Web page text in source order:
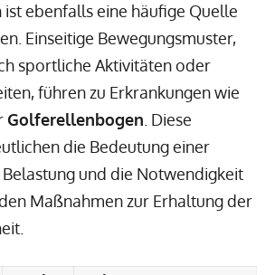
ebenfalls eine häufige Quelle
Einseitige Bewegungsmuster,
sportliche Aktivitäten oder
führen zu Erkrankungen wie
Golferellenbogen . Diese
die Bedeutung einer
und die Notwendigkeit
Maßnahmen zur Erhaltung der